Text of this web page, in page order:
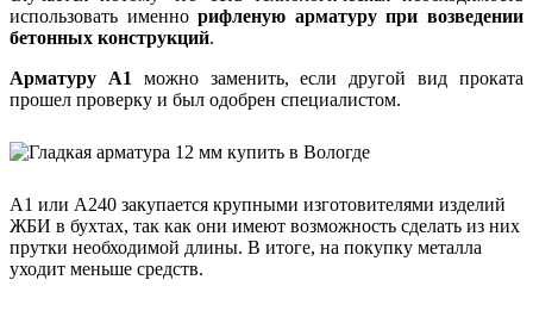
использовать именнорифленую арматуру при возведении
бетонных конструкций.
Арматуру А1
можно заменить, если другой вид проката
прошел проверку и был одобрен специалистом.
А1 или А240 закупается крупными изготовителями изделий
ЖБИ в бухтах, так как они имеют возможность сделать из них
прутки необходимой длины. В итоге, на покупку металла
уходит меньше средств.